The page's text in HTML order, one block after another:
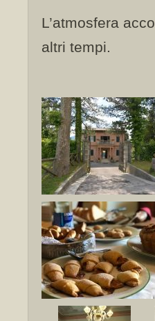
L’atmosfera
altri tempi.